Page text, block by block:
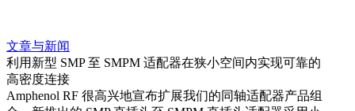
文章与新闻
利用新型 SMP 至 SMPM 适配器在狭小空间内实现可靠的
高密度连接
Amphenol RF 很高兴地宣布扩展我们的同轴适配器产品组